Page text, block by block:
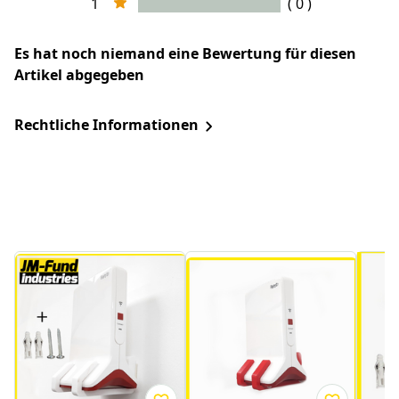
Es hat noch niemand eine Bewertung für diesen
Artikel abgegeben
Rechtliche Informationen